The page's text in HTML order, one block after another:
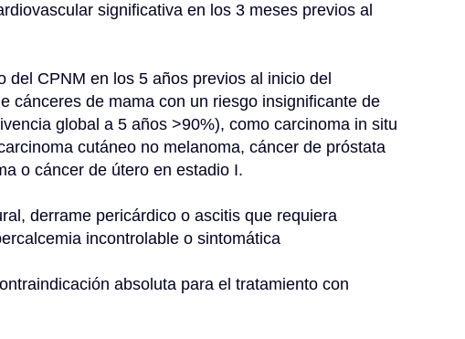
significativa en los 3 meses previos al
CPNM en los 5 años previos al inicio del
cánceres de mama con un riesgo insignificante de
global a 5 años >90%), como carcinoma in situ
cutáneo no melanoma, cáncer de próstata
o cáncer de útero en estadio I.
derrame pericárdico o ascitis que requiera
incontrolable o sintomática
absoluta para el tratamiento con